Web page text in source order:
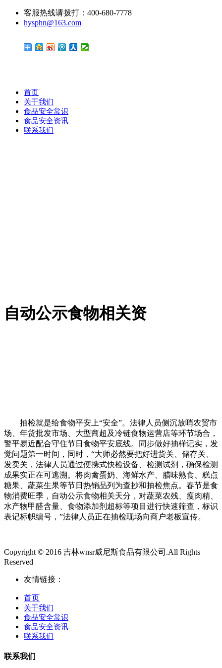
客服热线请拨打：400-680-7778
hysphn@163.com
首页
关于我们
食品安全常识
食品安全资讯
联系我们
自动公示食物相关资
抽检就是给食物平安上“安全”。法律人员侧沉放哨农贸市
场、年货批发市场、大型商超及冷链食物运营店等环节场合，
警平易近配合守住节日食物平安底线。同步做好抽样记实，发
觉问题第一时间，同时，“大师必然要把好进货关、储存关、
发卖关，法律人员通过便携式快检设备、检测试剂，确保检测
成果实正在可逃溯。将肉禽蛋奶、海鲜水产、腊味熟食、糕点
糖果、蔬菜生果等节日热销品列为查抄和抽检焦点。春节是食
物消费旺季，自动公示食物相关天分，对蔬菜农残、瘦肉精、
水产物甲醛含量、食物添加剂超标等项目进行快速筛查，标识
表记标帜编号，”法律人员正在抽检现场向商户老板宣传。
Copyright © 2016 吉林wnsr威尼斯食品有限公司.All Rights
Reserved
友情链接：
首页
关于我们
食品安全常识
食品安全资讯
联系我们
联系我们